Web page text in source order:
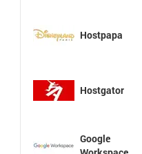
Hostpapa
Hostgator
Google